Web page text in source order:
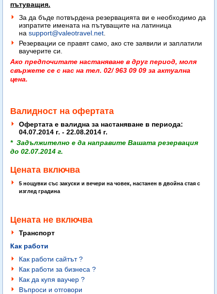
пътуващия.
За да бъде потвърдена резервацията ви е необходимо да
изпратите имената на пътуващите на латиница
на support@valeotravel.net
Резервации се правят само, ако сте заявили и заплатили
ваучерите си.
Ако предпочитате настаняване в друг период, моля
свържете се с нас на тел. 02/ 963 09 09 за актуална
цена.
Валидност на офертата
Офертата е валидна за настаняване в периода:
04.07.2014 г. - 22.08.2014 г.
* Задължително е да направите Вашата резервация
до 02.07.2014 г.
Цената включва
5 нощувки със закуски и вечери на човек, настанен в двойна стая с
изглед градина
Цената не включва
Транспорт
Как работи
Как работи сайтът ?
Как работи за бизнеса ?
Как да купя ваучер ?
Въпроси и отговори